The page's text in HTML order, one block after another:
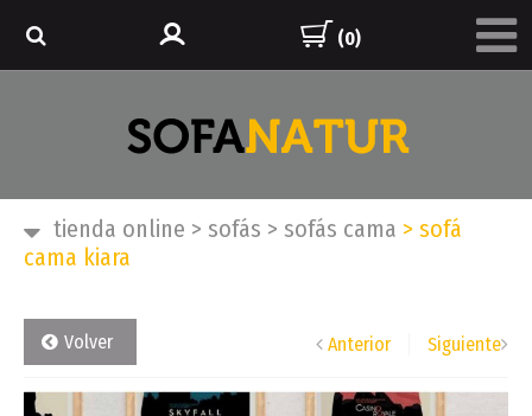
(0)
tienda online > sofás > sofás cama > sofá
cama kiara
Volver Anterior Siguiente